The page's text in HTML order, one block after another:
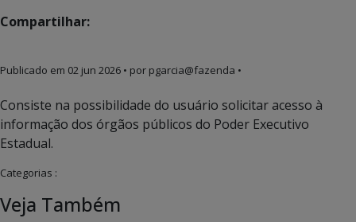
Compartilhar:
Publicado em 02 jun 2026 • por pgarcia@fazenda •
Consiste na possibilidade do usuário solicitar acesso à
informação dos órgãos públicos do Poder Executivo
Estadual.
Categorias :
Veja Também